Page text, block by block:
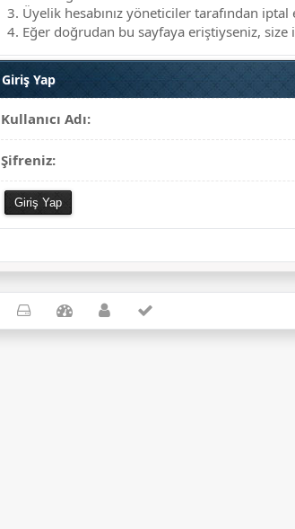
Üyelik hesabınız yöneticiler tarafından
Eğer doğrudan bu sayfaya eriştiyseniz,
Giriş Yap
Kullanıcı Adı:
Şifreniz: